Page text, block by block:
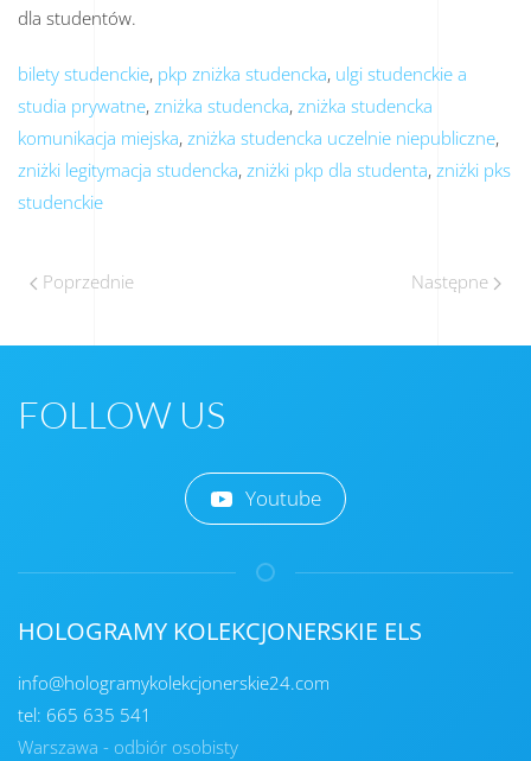
dla studentów.
bilety studenckie, pkp zniżka studencka, ulgi studenckie a
studia prywatne, zniżka studencka, zniżka studencka
komunikacja miejska, zniżka studencka uczelnie niepubliczne,
zniżki legitymacja studencka, zniżki pkp dla studenta, zniżki pks
studenckie
Poprzednie Następne
FOLLOW US
Youtube
HOLOGRAMY KOLEKCJONERSKIE ELS
info@hologramykolekcjonerskie24.com
tel: 665 635 541
Warszawa - odbiór osobisty